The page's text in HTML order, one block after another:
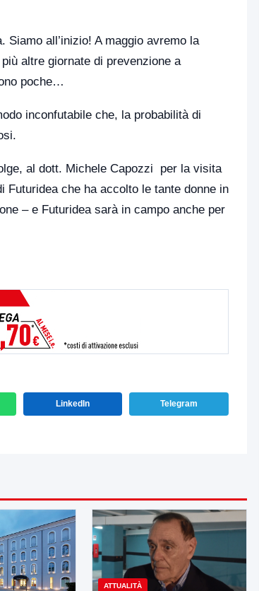
all’inizio! A maggio avremo la
altre giornate di prevenzione a
poche…
inconfutabile che, la probabilità di
al dott. Michele Capozzi per la visita
che ha accolto le tante donne in
– e Futuridea sarà in campo anche per
LinkedIn Telegram
ATTUALITÀ